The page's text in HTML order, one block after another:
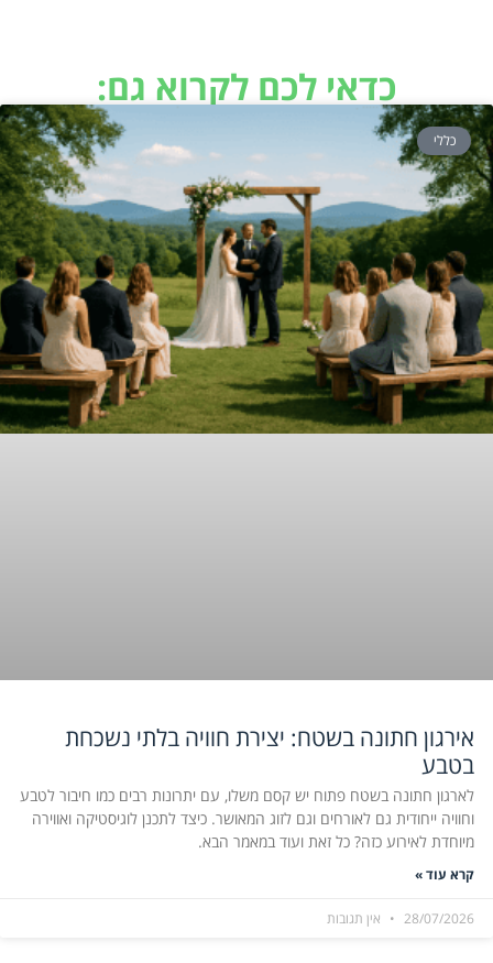
כדאי לכם לקרוא גם:
כללי
אירגון חתונה בשטח: יצירת חוויה בלתי נשכחת
בטבע
לארגון חתונה בשטח פתוח יש קסם משלו, עם יתרונות רבים כמו חיבור לטבע
וחוויה ייחודית גם לאורחים וגם לזוג המאושר. כיצד לתכנן לוגיסטיקה ואווירה
מיוחדת לאירוע כזה? כל זאת ועוד במאמר הבא.
קרא עוד »
28/07/2026 אין תגובות